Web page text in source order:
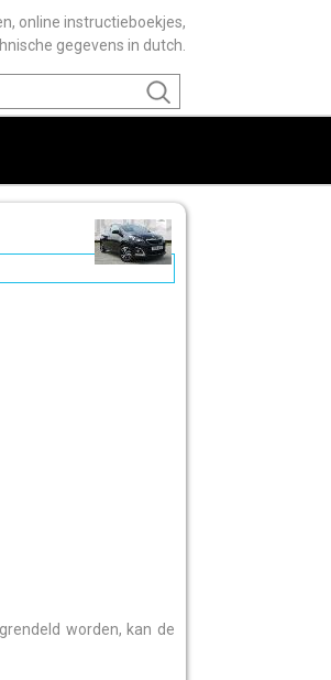
online instructieboekjes,
gegevens in dutch.
worden, kan de